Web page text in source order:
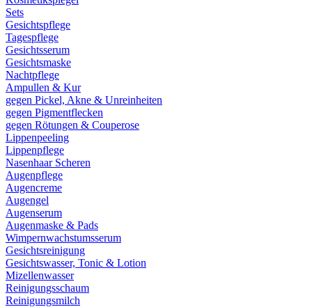
Sets
Gesichtspflege
Tagespflege
Gesichtsserum
Gesichtsmaske
Nachtpflege
Ampullen & Kur
gegen Pickel, Akne & Unreinheiten
gegen Pigmentflecken
gegen Rötungen & Couperose
Lippenpeeling
Lippenpflege
Nasenhaar Scheren
Augenpflege
Augencreme
Augengel
Augenserum
Augenmaske & Pads
Wimpernwachstumsserum
Gesichtsreinigung
Gesichtswasser, Tonic & Lotion
Mizellenwasser
Reinigungsschaum
Reinigungsmilch